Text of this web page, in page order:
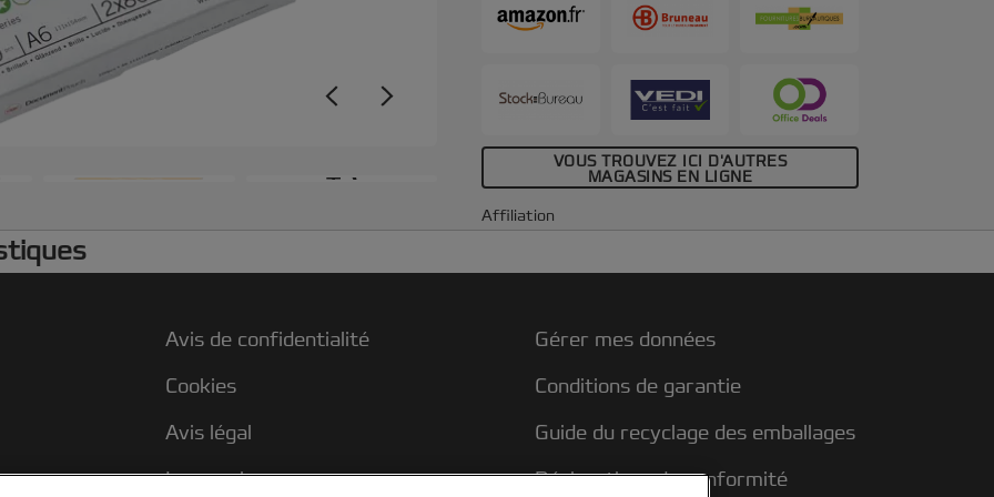
+3
microns, brillantes. Format A6. Paquet de
100.
VOUS TROUVEZ ICI D'AUTRES
MAGASINS EN LIGNE
Affiliation
Avis de confidentialité
Cookies
Avis légal
Impression
Gérer mes données
Conditions de garantie
Guide du recyclage des emballages
Déclarations de conformité